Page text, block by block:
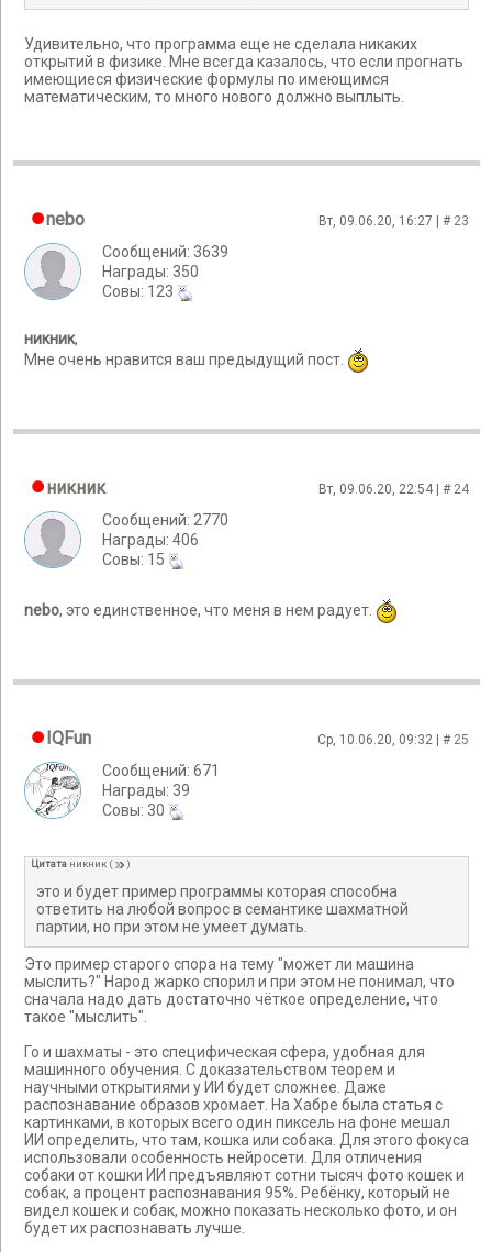
Удивительно, что программа еще не сделала никаких
открытий в физике. Мне всегда казалось, что если прогнать
имеющиеся физические формулы по имеющимся
математическим, то много нового должно выплыть.
nebo Вт, 09.06.20, 16:27 | # 23
Сообщений: 3639
Награды: 350
Cовы: 123
никник,
Мне очень нравится ваш предыдущий пост.
никник Вт, 09.06.20, 22:54 | # 24
Сообщений: 2770
Награды: 406
Cовы: 15
nebo, это единственное, что меня в нем радует.
IQFun Ср, 10.06.20, 09:32 | # 25
Сообщений: 671
Награды: 39
Cовы: 30
Цитата никник ( )
это и будет пример программы которая способна
ответить на любой вопрос в семантике шахматной
партии, но при этом не умеет думать.
Это пример старого спора на тему "может ли машина
мыслить?" Народ жарко спорил и при этом не понимал, что
сначала надо дать достаточно чёткое определение, что
такое "мыслить".
Го и шахматы - это специфическая сфера, удобная для
машинного обучения. С доказательством теорем и
научными открытиями у ИИ будет сложнее. Даже
распознавание образов хромает. На Хабре была статья с
картинками, в которых всего один пиксель на фоне мешал
ИИ определить, что там, кошка или собака. Для этого фокуса
использовали особенность нейросети. Для отличения
собаки от кошки ИИ предъявляют сотни тысяч фото кошек и
собак, а процент распознавания 95%. Ребёнку, который не
видел кошек и собак, можно показать несколько фото, и он
будет их распознавать лучше.